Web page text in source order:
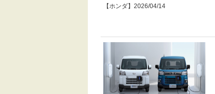
【ホンダ】2026/04/14